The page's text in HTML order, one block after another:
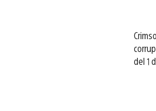
del 1